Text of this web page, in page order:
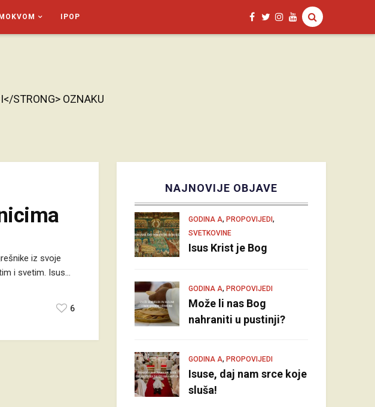
IPOP
STRONG> OZNAKU
iz svoje
i svetim. Isus…
6
NAJNOVIJE OBJAVE
GODINA A, PROPOVIJEDI ,
SVETKOVINE
Isus Krist je Bog
GODINA A, PROPOVIJEDI
Može li nas Bog
nahraniti u pustinji?
GODINA A, PROPOVIJEDI
Isuse, daj nam srce koje
sluša!